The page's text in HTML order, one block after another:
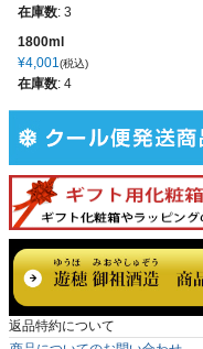
在庫数: 3
1800ml
¥4,001 税込
在庫数: 4
返品特約について